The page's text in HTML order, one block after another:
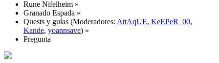
Rune Nifelheim »
Granado Espada »
Quests y guías (Moderadores: AttAqUE, KeEPeR_00,
Kande, yoannsave) »
Pregunta